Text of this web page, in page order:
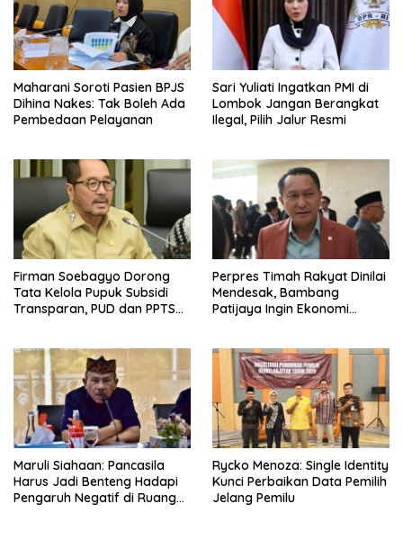
Maharani Soroti Pasien BPJS
Dihina Nakes: Tak Boleh Ada
Pembedaan Pelayanan
Sari Yuliati Ingatkan PMI di
Lombok Jangan Berangkat
Ilegal, Pilih Jalur Resmi
Firman Soebagyo Dorong
Tata Kelola Pupuk Subsidi
Transparan, PUD dan PPTS
Perpres Timah Rakyat Dinilai
Mendesak, Bambang
Patijaya Ingin Ekonomi
Maruli Siahaan: Pancasila
Harus Jadi Benteng Hadapi
Pengaruh Negatif di Ruang
Rycko Menoza: Single Identity
Kunci Perbaikan Data Pemilih
Jelang Pemilu